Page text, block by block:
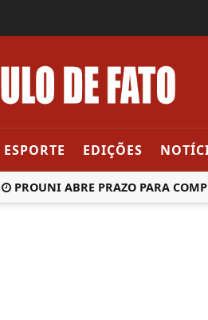
ESPORTE EDIÇÕES
PROUNI ABRE PRAZO PARA